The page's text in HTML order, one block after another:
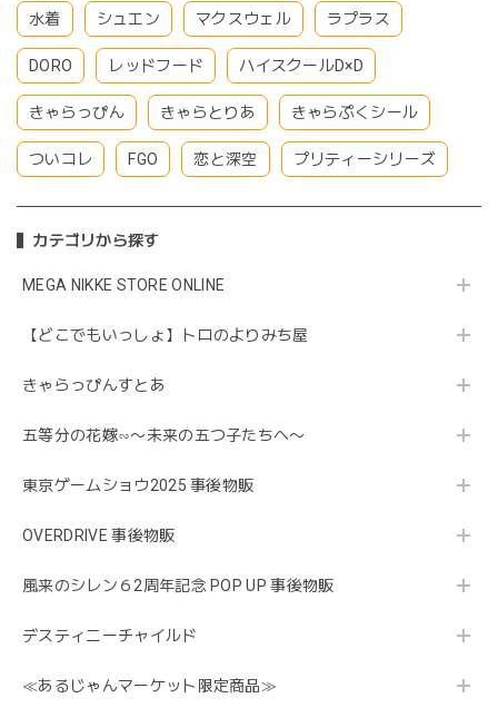
水着 シュエン マクスウェル ラプラス
DORO レッドフード ハイスクールD×D
きゃらっぴん きゃらとりあ きゃらぷくシール
ついコレ FGO 恋と深空 プリティーシリーズ
カテゴリから探す
MEGA NIKKE STORE ONLINE
【どこでもいっしょ】トロのよりみち屋
きゃらっぴんすとあ
五等分の花嫁∽〜未来の五つ子たちへ〜
東京ゲームショウ2025 事後物販
OVERDRIVE 事後物販
風来のシレン６2周年記念 POP UP 事後物販
デスティニーチャイルド
≪あるじゃんマーケット限定商品≫